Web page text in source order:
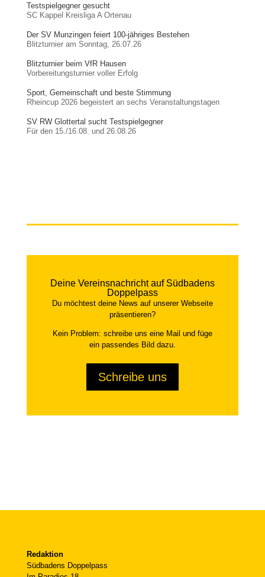
Testspielgegner gesucht
SC Kappel Kreisliga A Ortenau
Der SV Munzingen feiert 100-jähriges Bestehen
Blitzturnier am Sonntag, 26.07.26
Blitzturnier beim VfR Hausen
Vorbereitungsturnier voller Erfolg
Sport, Gemeinschaft und beste Stimmung
Rheincup 2026 begeistert an sechs Veranstaltungstagen
SV RW Glottertal sucht Testspielgegner
Für den 15./16.08. und 26.08.26
Deine Vereinsnachricht auf Südbadens
Doppelpass
Du möchtest deine News auf unserer Webseite
präsentieren?
Kein Problem: schreibe uns eine Mail und füge
ein passendes Bild dazu.
Schreibe uns
Redaktion
Südbadens Doppelpass